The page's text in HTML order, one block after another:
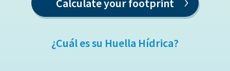
Calculate your footprint
¿Cuál es su Huella Hídrica?